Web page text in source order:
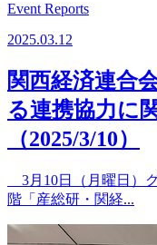
Event Reports
2025.03.12
関西経済連合
る連携協力に
（2025/3/10）
3月10日（月曜日）
階「産総研・関経...